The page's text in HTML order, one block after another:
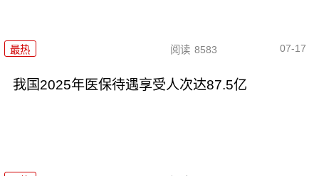
最热 阅读 8583 07-17
我国2025年医保待遇享受人次达87.5亿